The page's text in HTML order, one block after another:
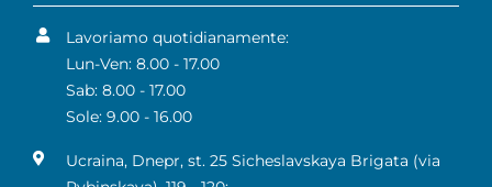
Lavoriamo quotidianamente:
Lun-Ven: 8.00 - 17.00
Sab: 8.00 - 17.00
Sole: 9.00 - 16.00
Ucraina, Dnepr, st. 25 Sicheslavskaya Brigata (via